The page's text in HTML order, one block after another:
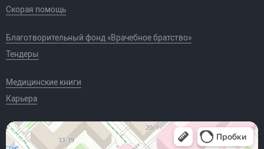
Скорая помощь
Благотворительный фонд «Врачебное братство»
Тендеры
Медицинские книги
Карьера